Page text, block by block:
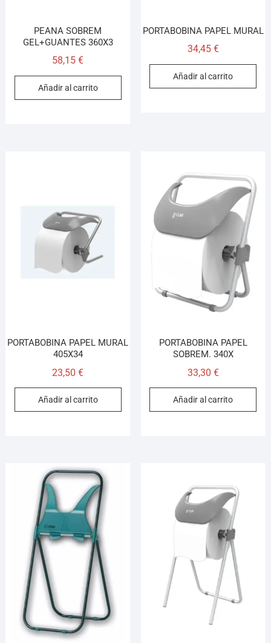
PEANA SOBREM
GEL+GUANTES 360X3
58,15€
Añadir al carrito
PORTABOBINA PAPEL MURAL
34,45 €
Añadir al carrito
PORTABOBINA PAPEL MURAL
405X34
23,50€
Añadir al carrito
PORTABOBINA PAPEL
SOBREM. 340X
33,30 €
Añadir al carrito